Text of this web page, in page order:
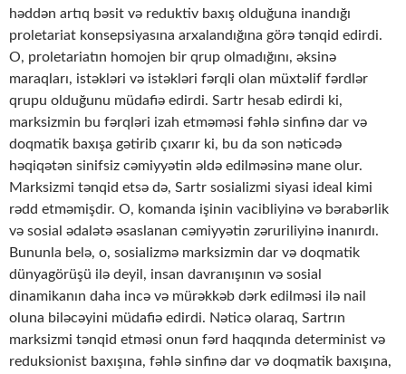
həddən artıq bəsit və reduktiv baxış olduğuna inandığı
proletariat konsepsiyasına arxalandığına görə tənqid edirdi.
O, proletariatın homojen bir qrup olmadığını, əksinə
maraqları, istəkləri və istəkləri fərqli olan müxtəlif fərdlər
qrupu olduğunu müdafiə edirdi. Sartr hesab edirdi ki,
marksizmin bu fərqləri izah etməməsi fəhlə sinfinə dar və
doqmatik baxışa gətirib çıxarır ki, bu da son nəticədə
həqiqətən sinifsiz cəmiyyətin əldə edilməsinə mane olur.
Marksizmi tənqid etsə də, Sartr sosializmi siyasi ideal kimi
rədd etməmişdir. O, komanda işinin vacibliyinə və bərabərlik
və sosial ədalətə əsaslanan cəmiyyətin zəruriliyinə inanırdı.
Bununla belə, o, sosializmə marksizmin dar və doqmatik
dünyagörüşü ilə deyil, insan davranışının və sosial
dinamikanın daha incə və mürəkkəb dərk edilməsi ilə nail
oluna biləcəyini müdafiə edirdi. Nəticə olaraq, Sartrın
marksizmi tənqid etməsi onun fərd haqqında determinist və
reduksionist baxışına, fəhlə sinfinə dar və doqmatik baxışına,